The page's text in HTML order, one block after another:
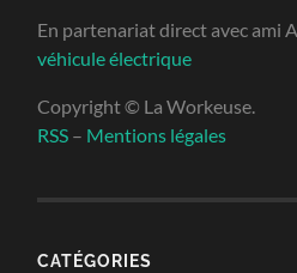
En partenariat direct avec ami
véhicule électrique
Copyright © La Workeuse.
RSS – Mentions légales
CATÉGORIES